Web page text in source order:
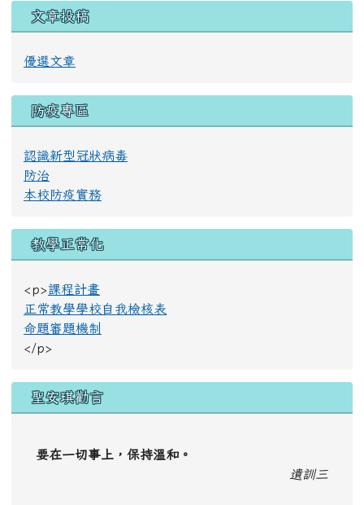
文章投稿
優選文章
防疫專區
認識新型冠狀病毒
防治
本校防疫實務
教學正常化
<p>課程計畫
正常教學學校自我檢核表
命題審題機制
</p>
聖安琪勸言
要在一切事上，保持溫和。
遺訓三